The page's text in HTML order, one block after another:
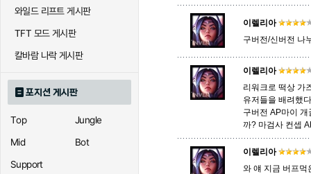
와일드 리프트 게시판
TFT 모드 게시판
칼바람 나락 게시판
포지션 게시판
Top
Jungle
Mid
Bot
Support
에코
우르곳 워윅 유나
자이라 자크 자헨
이렐리아
구버전/신버전 나
이렐리아
리워크로 떡상 가
유저들을 배려했
구버전 AP마이
까? 마검사 컨셉
이렐리아
와 얘 지금 버프먹